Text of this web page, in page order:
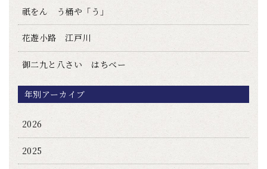
祇をん う桶や「う」
花遊小路 江戸川
御二九と八さい はちべー
年別アーカイブ
2026
2025